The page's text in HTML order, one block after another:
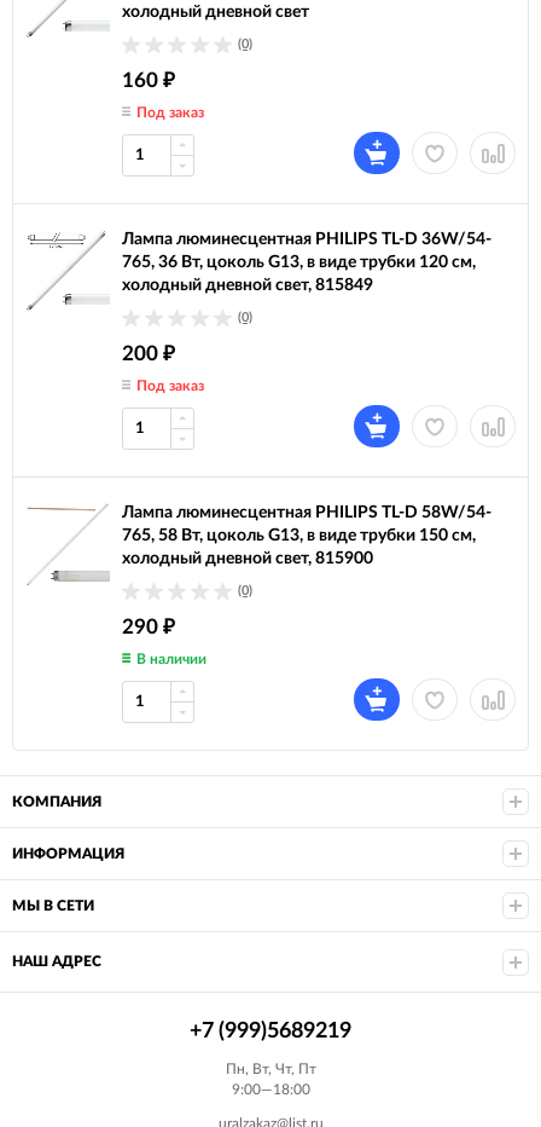
холодный дневной свет
(0)
160 ₽
Под заказ
Лампа люминесцентная PHILIPS TL-D 36W/54-
765, 36 Вт, цоколь G13, в виде трубки 120 см,
холодный дневной свет, 815849
(0)
200 ₽
Под заказ
Лампа люминесцентная PHILIPS TL-D 58W/54-
765, 58 Вт, цоколь G13, в виде трубки 150 см,
холодный дневной свет, 815900
(0)
290 ₽
В наличии
КОМПАНИЯ
ИНФОРМАЦИЯ
МЫ В СЕТИ
НАШ АДРЕС
+7 (999)5689219
Пн, Вт, Чт, Пт
9:00—18:00
uralzakaz@list.ru